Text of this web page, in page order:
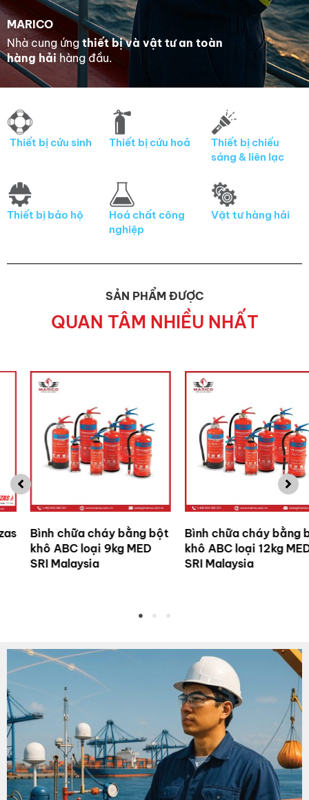
MARICO
Nhà cung ứng thiết bị và vật tư an toàn
hàng hải hàng đầu.
Thiết bị cứu sinh Thiết bị cứu hoả
Thiết bị chiếu
sáng & liên lạc
Thiết bị bảo hộ
Hoá chất công
nghiệp
Vật tư hàng hải
SẢN PHẨM ĐƯỢC
QUAN TÂM NHIỀU NHẤT
Phao bè cứu sinh tự thổi
LALIZAS SEAWORLD PB
Dây thừng hàng hải 2
thành phần Asia Dragon
8 tao (Blue Tiger Max)